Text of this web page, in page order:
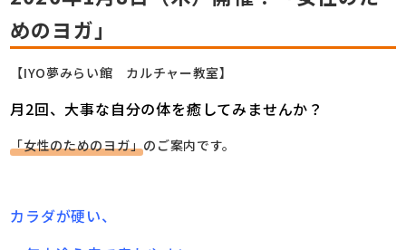
めのヨガ」
【IYO夢みらい館 カルチャー教室】
月2回、大事な自分の体を癒してみませんか？
「女性のためのヨガ」のご案内です。
カラダが硬い、